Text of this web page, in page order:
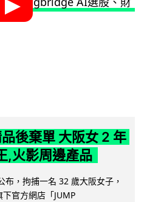
後棄單 大阪女 2 年
,火影周邊產品
布，拘捕一名 32 歲大阪女子，
官方網店「JUMP